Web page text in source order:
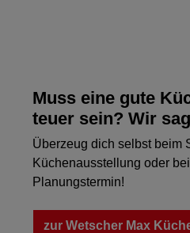
Muss eine gute
teuer sein? Wir
Überzeug dich selbst beim
Küchenausstellung oder
Planungstermin!
zur Wetscher Max